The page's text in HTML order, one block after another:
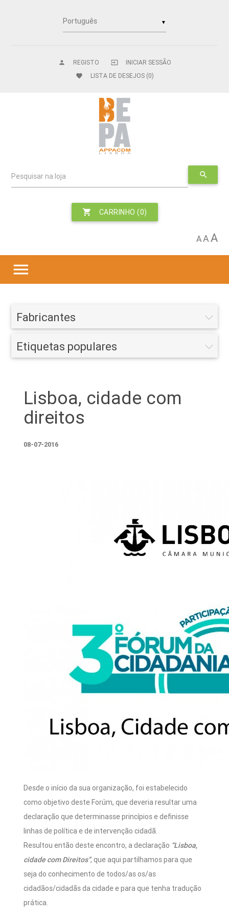
▼
REGISTO
person INICIAR SESSÃO
input
favorite
LISTA DE DESEJOS (0)
Pesquisar na loja search
CARRINHO (0)
shopping_cart
AAA
menu
Fabricantes
Etiquetas populares
Lisboa, cidade com
direitos
08-07-2016
Desde o início da sua organização, foi estabelecido
como objetivo deste Forúm, que deveria resultar uma
declaração que determinasse princípios e definisse
linhas de política e de intervenção cidadã.
Resultou então deste encontro, a declaração “Lisboa,
cidade com Direitos”, que aqui partilhamos para que
seja do conhecimento de todos/as os/as
cidadãos/cidadãs da cidade e para que tenha tradução
prática.